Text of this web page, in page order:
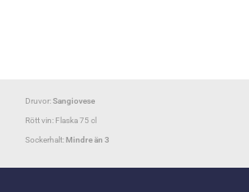
Druvor:Sangiovese
Rött vin: Flaska 75 cl
Sockerhalt:Mindre än 3